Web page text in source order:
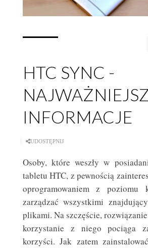
HTC SYNC -
INFORMACJE
UDOSTĘPNIJ
Osoby, które weszły w
tabletu HTC, z pewnością
oprogramowaniem z poziomu
zarządzać wszystkimi
plikami. Na szczęście,
korzystanie z niego pociąga
korzyści. Jak zatem